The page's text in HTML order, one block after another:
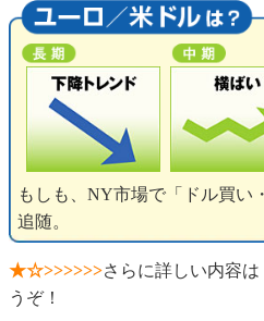
もしも、NY市場で「ドル買い
追随。
★☆>>>>>>さらに詳しい内容
うぞ！